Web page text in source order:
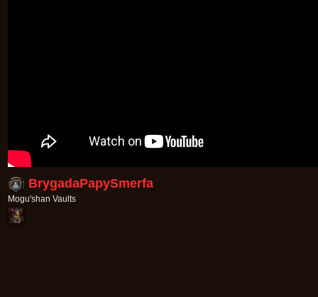
BrygadaPapySmerfa
Mogu'shan Vaults